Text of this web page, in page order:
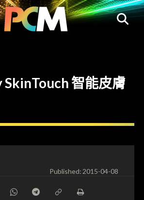
SkinTouch 智能皮膚
Published:2015-04-08